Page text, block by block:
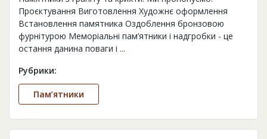
Проєктування Виготовлення Художнє оформлення
Встановлення памятника Оздоблення бронзовою
фурнітурою Меморіальні пам’ятники і надгробки - це
остання данина поваги і ...
Рубрики:
Пам’ятники